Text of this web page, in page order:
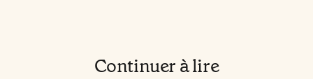
Continuer à lire